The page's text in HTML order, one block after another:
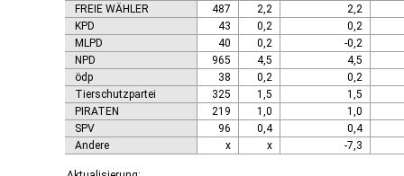
FREIE WÄHLER
487 2,2
2,2
KPD
43 0,2
0,2
MLPD
40 0,2
-0,2
NPD
965 4,5
4,5
ödp
38 0,2
0,2
Tierschutzpartei
325 1,5
1,5
PIRATEN
219 1,0
1,0
SPV
96 0,4
0,4
Andere
x x -7,3